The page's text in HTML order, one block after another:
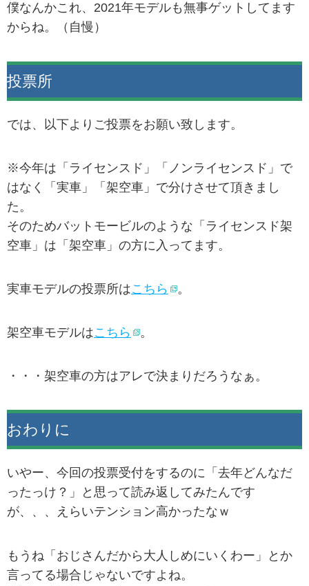
僕なんかこれ、2021年モデルも無事ゲットしてます
からね。（自慢）
投票所
では、以下よりご投票をお願い致します。
※今年は「ライセンスド」「ノンライセンスド」で
はなく「実車」「架空車」で分けさせて頂きまし
た。
そのためバットモービルのような「ライセンスド架
空車」は「架空車」の方に入ってます。
実車モデルの投票所はこちら 。
架空車モデルはこちら 。
・・・架空車の方はアレで決まりだろうなぁ。
おわりに
いやー、今回の投票受付をするのに「去年どんなだ
ったっけ？」と思って読み返してみたんです
が、、、えらいテンション高かったなｗ
もうね「おじさんだから大人しめにいくわー」とか
言ってる場合じゃないですよね。